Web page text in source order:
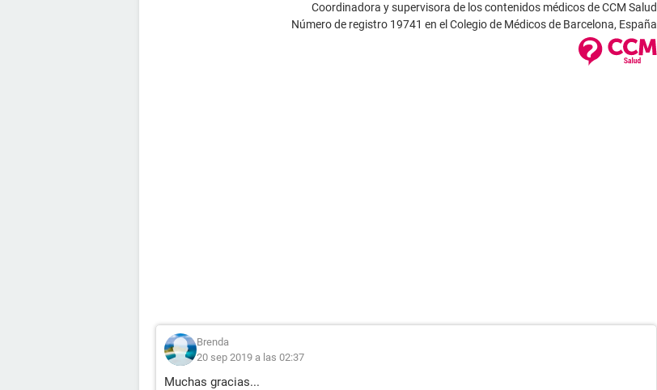
Coordinadora y supervisora de los contenidos médicos de CCM Salud
Número de registro 19741 en el Colegio de Médicos de Barcelona, España
Brenda
20 sep 2019 a las 02:37
Muchas gracias...